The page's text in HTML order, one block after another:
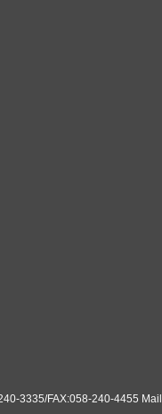
3335/FAX:058-240-4455